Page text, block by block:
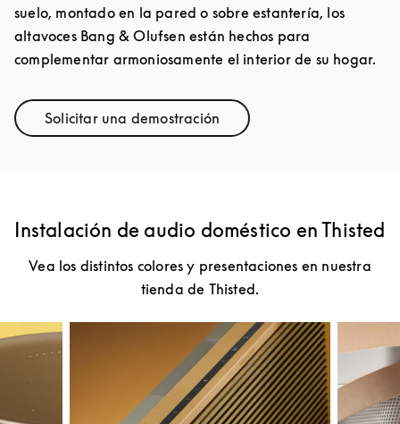
suelo, montado en la pared o sobre estantería, los
altavoces Bang & Olufsen están hechos para
complementar armoniosamente el interior de su hogar.
Solicitar una demostración
Link Opens in New Tab
Instalación de audio doméstico en Thisted
Vea los distintos colores y presentaciones en nuestra
tienda de Thisted.